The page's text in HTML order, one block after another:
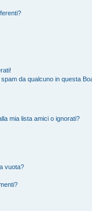
da qualcuno in questa
mia lista amici o ignorati?
vuota?